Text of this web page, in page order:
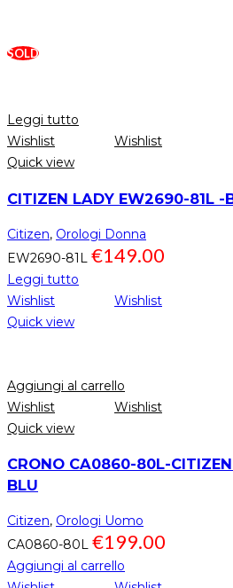
SOLD
Leggi tutto
Wishlist
Wishlist
Quick view
CITIZEN LADY EW2690-81L -
Citizen, Orologi Donna
EW2690-81L €149.00
Leggi tutto
Wishlist
Wishlist
Quick view
Aggiungi al carrello
Wishlist
Wishlist
Quick view
CRONO CA0860-80L-
BLU
Citizen, Orologi Uomo
CA0860-80L €199.00
Aggiungi al carrello